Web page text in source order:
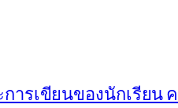
รเขียนของนักเรียน